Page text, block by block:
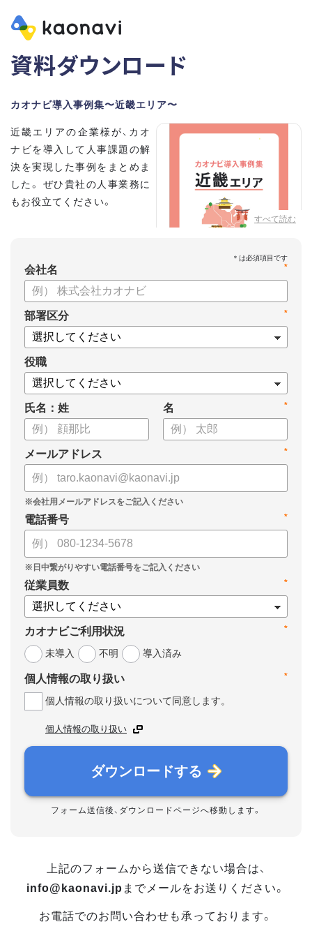
資料ダウンロード
カオナビ導入事例集〜近畿エリア〜
すべて読む
近畿エリアの企業様が、カオ
ナビを導入して人事課題の解
決を実現した事例をまとめま
した。 ぜひ貴社の人事業務に
もお役立てください。
*
会社名
*
部署区分
役職
氏名：姓 *
名
*
メールアドレス
*
電話番号
*
従業員数
*
カオナビご利用状況
未導入
不明 導入済み
*
個人情報の取り扱い
個人情報の取り扱いについて同意します。
個人情報の取り扱い
ダウンロードする
フォーム送信後、ダウンロードページへ移動します。
上記のフォームから送信できない場合は、
info@kaonavi.jp までメールをお送りください。
お電話でのお問い合わせも承っております。